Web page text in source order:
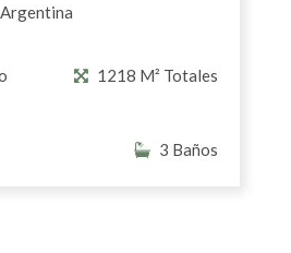
1218 M² Totales
3 Baños